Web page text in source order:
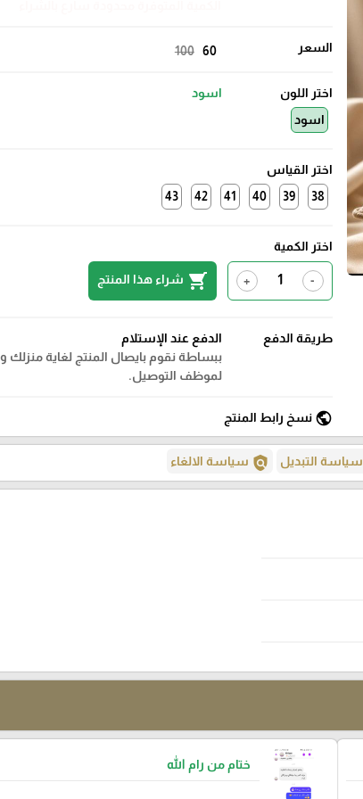
السعر 100 60
اختر اللون
اسود
اسود
اختر القياس
38
39
40
41
42
43
اختر الكمية
-
+
shopping_cart شراء هذا المنتج
طريقة الدفع
الدفع عند الإستلام
ببساطة نقوم بايصال المنتج لغاية منزلك
لموظف التوصيل.
public نسخ رابط المنتج
سياسة التبديل policy سياسة الالغاء
ختام من رام الله